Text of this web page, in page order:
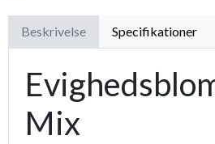
Beskrivelse Specifikationer
Mix